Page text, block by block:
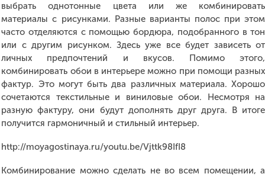
выбрать однотонные цвета или же комбинировать
материалы с рисунками. Разные варианты полос при этом
часто отделяются с помощью бордюра, подобранного в тон
или с другим рисунком. Здесь уже все будет зависеть от
личных предпочтений и вкусов. Помимо этого,
комбинировать обои в интерьере можно при помощи разных
фактур. Это могут быть два различных материала. Хорошо
сочетаются текстильные и виниловые обои. Несмотря на
разную фактуру, они будут дополнять друг друга. В итоге
получится гармоничный и стильный интерьер.
http://moyagostinaya.ru/youtu.be/Vjttk98IfI8
Комбинирование можно сделать не во всем помещении, а